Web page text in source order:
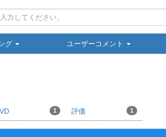
グ ユーザーコメント
1 評価 1